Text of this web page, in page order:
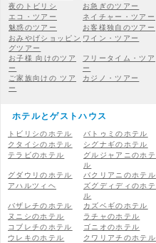
夜のトビリシ
お急ぎのツアー
エコ・ツアー
ネイチャー・ツアー
魅惑のツアー
お客様独自のツアー
おみやげショッピン
グツアー
ワイン・ツアー
お子様 向けのツア
ー
フリータイム・ツア
ー
ご家族向けの ツア
ー
カジノ・ツアー
ホテルとゲストハウス
トビリシのホテル
バトゥミのホテル
クタイシのホテル
シグナギのホテル
テラビのホテル
グルジャアニのホテ
ル
グダウリのホテル
バクリアニのホテル
アハルツィヘ
ズグディディのホテ
ル
バザレチのホテル
カズベギのホテル
ヌニシのホテル
ラチャのホテル
コブレチのホテル
ゴニオのホテル
ウレキのホテル
クワリアチのホテル